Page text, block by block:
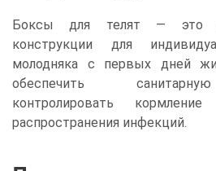
Боксы для телят — это
конструкции для
молодняка с первых дней
обеспечить
контролировать
распространения инфекций.